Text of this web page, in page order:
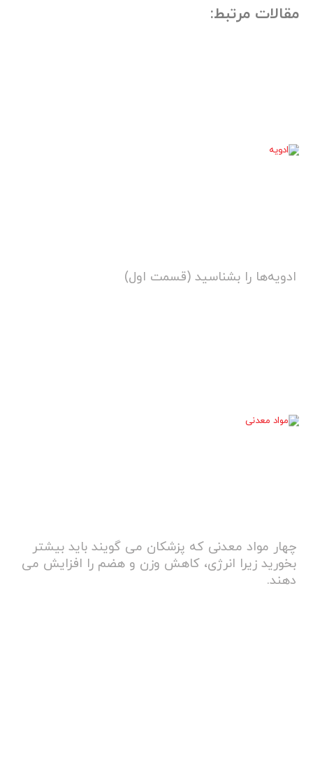
مقالات مرتبط:
ادویه‌ها را بشناسید (قسمت اول)
چهار مواد معدنی که پزشکان می گویند باید بیشتر
بخورید زیرا انرژی، کاهش وزن و هضم را افزایش می
دهند.